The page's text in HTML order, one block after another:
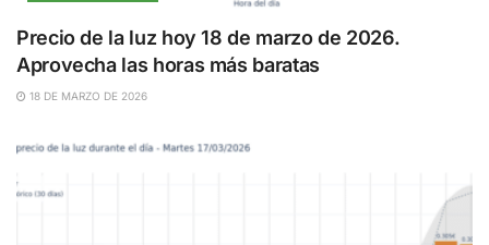
Precio de la luz hoy 18 de marzo de 2026.
Aprovecha las horas más baratas
18 DE MARZO DE 2026